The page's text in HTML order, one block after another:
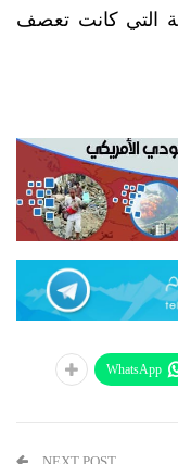
التي كانت تعصف
WhatsApp